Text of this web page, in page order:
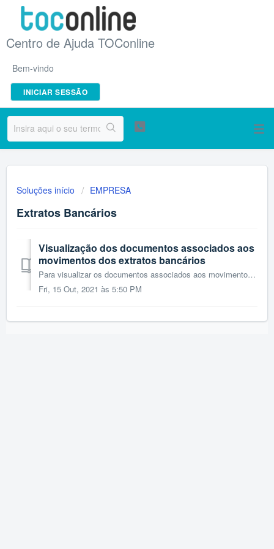
Centro de Ajuda TOConline
Bem-vindo
INICIAR SESSÃO
Soluções início EMPRESA
Extratos Bancários
Visualização dos documentos associados aos
movimentos dos extratos bancários
Para visualizar os documentos associados aos movimentos bancários, o primeiro passo a realizar é a importação dos extratos bancários no menu Empresa > Ba...
Fri, 15 Out, 2021 às 5:50 PM